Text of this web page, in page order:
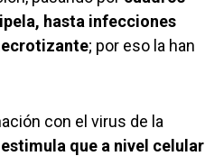
hasta infecciones
; por eso la han
con el virus de la
que a nivel celular